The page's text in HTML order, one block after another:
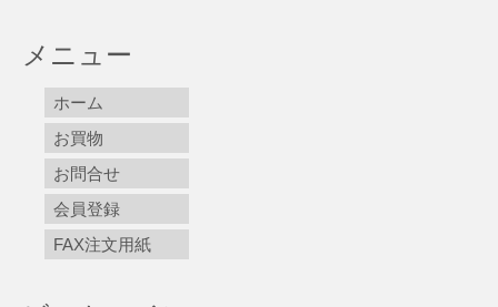
メニュー
ホーム
お買物
お問合せ
会員登録
FAX注文用紙